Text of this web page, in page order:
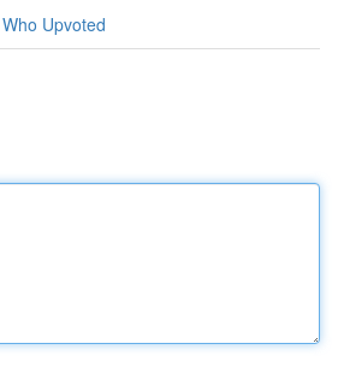
Who Upvoted